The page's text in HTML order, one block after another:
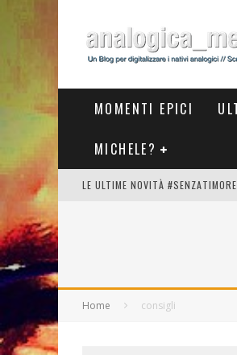
MOMENTI EPICI
MICHELE?
LE ULTIME NOVITÀ #SENZATIMORE
Home consigli